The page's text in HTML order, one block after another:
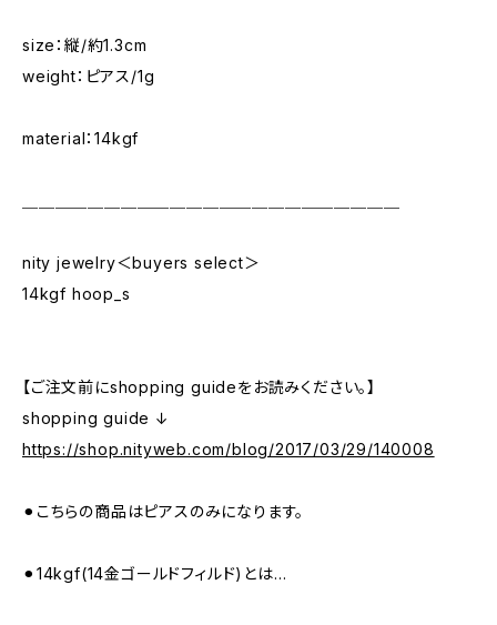
size：縦/約1.3cm
weight：ピアス/1g
material：14kgf
nity jewelry＜buyers select＞
14kgf hoop_s
【ご注文前にshopping guideをお読みください。】
shopping guide ↓
https://shop.nityweb.com/blog/2017/03/29/140008
⚫︎こちらの商品はピアスのみになります。
⚫︎14kgf(14金ゴールドフィルド)とは…